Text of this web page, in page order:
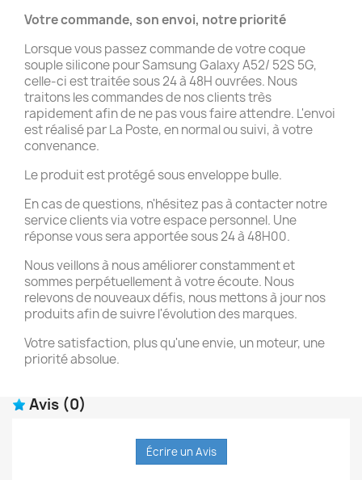
Votre commande, son envoi, notre priorité
Lorsque vous passez commande de votre coque
souple silicone pour Samsung Galaxy A52/ 52S 5G,
celle-ci est traitée sous 24 à 48H ouvrées. Nous
traitons les commandes de nos clients très
rapidement afin de ne pas vous faire attendre. L'envoi
est réalisé par La Poste, en normal ou suivi, à votre
convenance.
Le produit est protégé sous enveloppe bulle.
En cas de questions, n'hésitez pas à contacter notre
service clients via votre espace personnel. Une
réponse vous sera apportée sous 24 à 48H00.
Nous veillons à nous améliorer constamment et
sommes perpétuellement à votre écoute. Nous
relevons de nouveaux défis, nous mettons à jour nos
produits afin de suivre l'évolution des marques.
Votre satisfaction, plus qu'une envie, un moteur, une
priorité absolue.
Avis (0)
Écrire un Avis